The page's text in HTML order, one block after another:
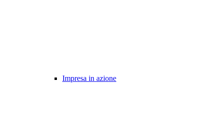
Impresa in azione